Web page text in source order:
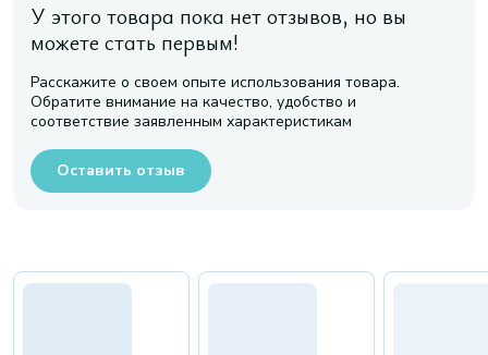
У этого товара пока нет отзывов, но вы
можете стать первым!
Расскажите о своем опыте использования товара.
Обратите внимание на качество, удобство и
соответствие заявленным характеристикам
Оставить отзыв